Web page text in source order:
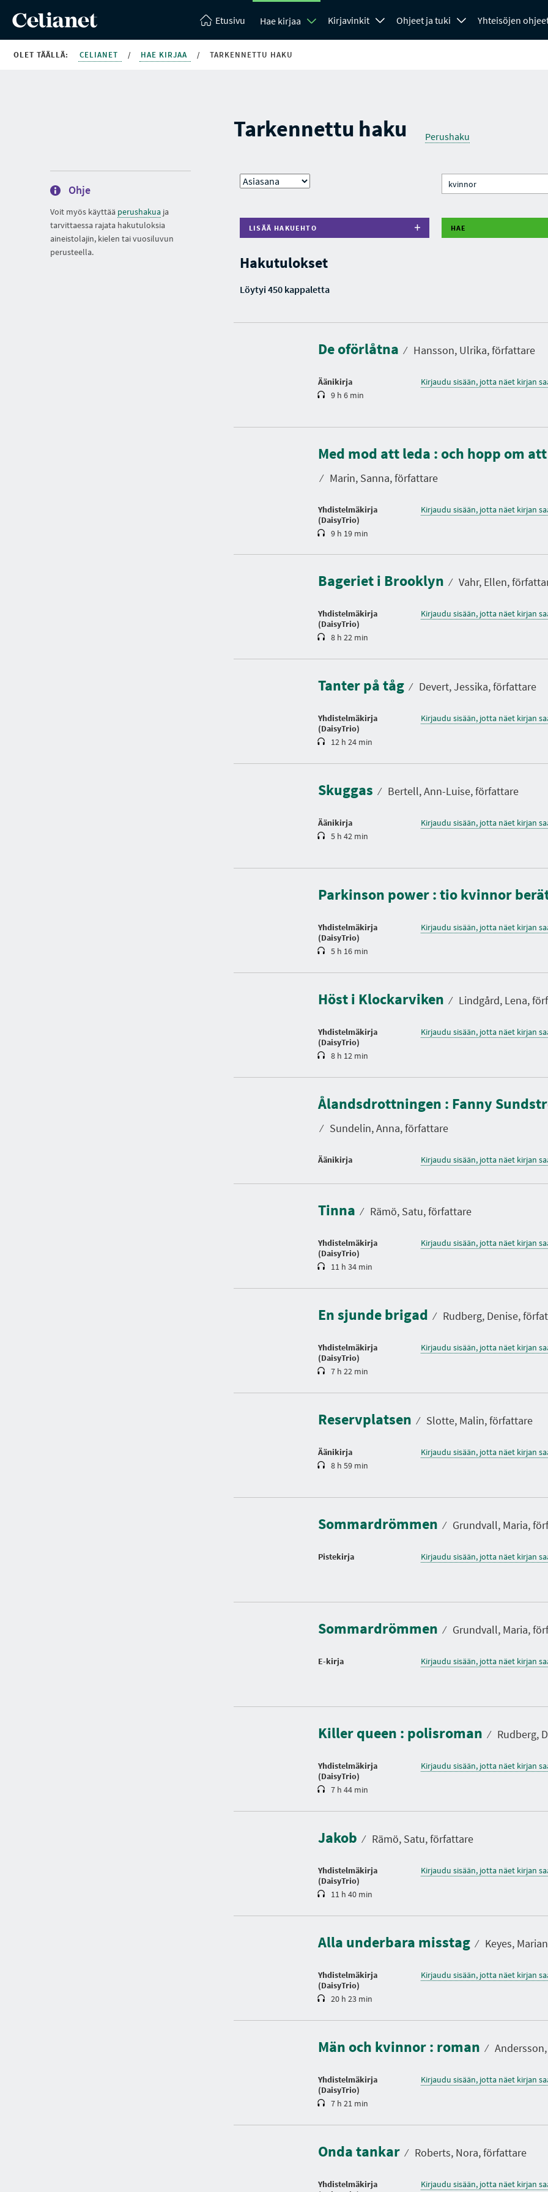
Etusivu Hae kirjaa Kirjavinkit Ohjeet ja tuki Yhteisöjen
OLET TÄÄLLÄ: CELIANET / HAE KIRJAA / TARKENNETTU HAKU
Tarkennettu haku Perushaku
Ohje
Voit myös käyttää perushakua ja
tarvittaessa rajata hakutuloksia
aineistolajin, kielen tai vuosiluvun
perusteella.
LISÄÄ HAKUEHTO HAE
Hakutulokset
Löytyi 450 kappaletta
De oförlåtna ⁄ Hansson, Ulrika, författare
Äänikirja
s
o
9 h 6 min
Kirjaudu sisään, jotta näet kirjan
Med mod att leda : och hopp om
⁄ Marin, Sanna, författare
Yhdistelmäkirja
(DaisyTrio)
e
s
t
o
9 h 19 min
Kirjaudu sisään, jotta näet kirjan
Bageriet i Brooklyn ⁄ Vahr, Ellen,
Yhdistelmäkirja
(DaisyTrio)
e
t
o
8 h 22 min
Kirjaudu sisään, jotta näet kirjan
Tanter på tåg ⁄ Devert, Jessika, författare
Yhdistelmäkirja
(DaisyTrio)
e
t
o
12 h 24 min
Kirjaudu sisään, jotta näet kirjan
Skuggas ⁄ Bertell, Ann-Luise, författare
Äänikirja
K
s
o
5 h 42 min
Kirjaudu sisään, jotta näet kirjan
Parkinson power : tio kvinnor
Yhdistelmäkirja
(DaisyTrio)
e
t
o
5 h 16 min
Kirjaudu sisään, jotta näet kirjan
Höst i Klockarviken ⁄ Lindgård, Lena,
Yhdistelmäkirja
(DaisyTrio)
e
t
o
8 h 12 min
Kirjaudu sisään, jotta näet kirjan
Ålandsdrottningen : Fanny
⁄ Sundelin, Anna, författare
Äänikirja Kirjaudu sisään, jotta näet kirjan
Tinna ⁄ Rämö, Satu, författare
Yhdistelmäkirja
(DaisyTrio)
e
t
o
11 h 34 min
Kirjaudu sisään, jotta näet kirjan
En sjunde brigad ⁄ Rudberg, Denise,
Yhdistelmäkirja
(DaisyTrio)
e
t
o
7 h 22 min
Kirjaudu sisään, jotta näet kirjan
Reservplatsen ⁄ Slotte, Malin, författare
Äänikirja
K
s
o
8 h 59 min
Kirjaudu sisään, jotta näet kirjan
Sommardrömmen ⁄ Grundvall, Maria,
Pistekirja Kirjaudu sisään, jotta näet kirjan
Sommardrömmen ⁄ Grundvall, Maria,
E-kirja Kirjaudu sisään, jotta näet kirjan
Killer queen : polisroman ⁄ Rudberg,
Yhdistelmäkirja
(DaisyTrio)
e
t
o
7 h 44 min
Kirjaudu sisään, jotta näet kirjan
Jakob ⁄ Rämö, Satu, författare
Yhdistelmäkirja
(DaisyTrio)
e
t
o
11 h 40 min
Kirjaudu sisään, jotta näet kirjan
Alla underbara misstag ⁄ Keyes,
Yhdistelmäkirja
(DaisyTrio)
e
t
o
20 h 23 min
Kirjaudu sisään, jotta näet kirjan
Män och kvinnor : roman ⁄
Yhdistelmäkirja
(DaisyTrio)
e
t
o
7 h 21 min
Kirjaudu sisään, jotta näet kirjan
Onda tankar ⁄ Roberts, Nora, författare
Yhdistelmäkirja
e
t
o
Kirjaudu sisään, jotta näet kirjan